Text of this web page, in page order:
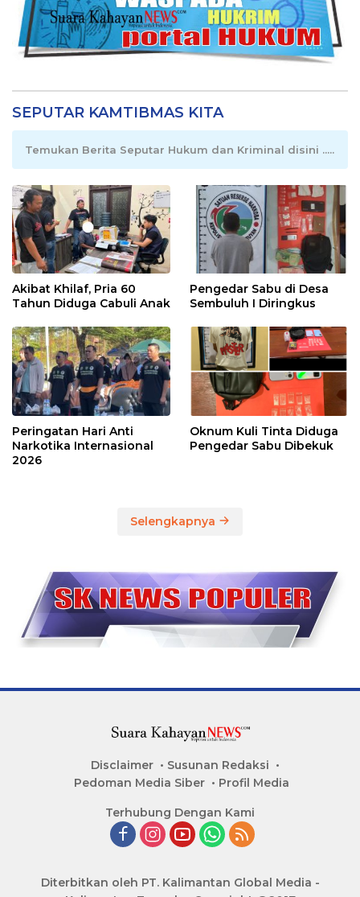
SEPUTAR KAMTIBMAS KITA
Temukan Berita Seputar Hukum dan Kriminal disini .....
Akibat Khilaf, Pria 60
Tahun Diduga Cabuli Anak
Pengedar Sabu di Desa
Sembuluh I Diringkus
Peringatan Hari Anti
Narkotika Internasional
2026
Oknum Kuli Tinta Diduga
Pengedar Sabu Dibekuk
Selengkapnya
Disclaimer
Susunan Redaksi
Pedoman Media Siber
Profil Media
Terhubung Dengan Kami
Diterbitkan oleh PT. Kalimantan Global Media -